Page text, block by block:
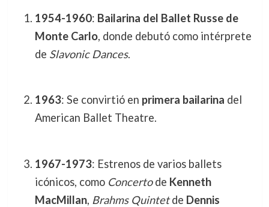
1954-1960: Bailarina del Ballet Russe de
Monte Carlo, donde debutó como intérprete
de Slavonic Dances.
1963: Se convirtió en primera bailarina del
American Ballet Theatre.
1967-1973: Estrenos de varios ballets
icónicos, como Concertode Kenneth
MacMillan, Brahms Quintetde Dennis